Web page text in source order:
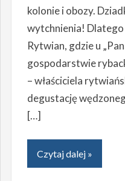
kolonie i obozy.
wytchnienia!
Rytwian, gdzie u
gospodarstwie
– właściciela
degustację
[…]
Czytaj dalej »